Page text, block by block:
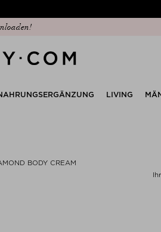
Edit
LIVING
BODY CREAM